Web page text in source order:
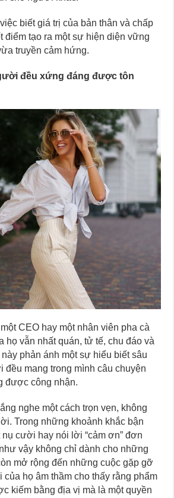
biết giá trị của bản thân và chấp
điểm tạo ra một sự hiện diện vững
truyền cảm hứng.
đều xứng đáng được tôn
CEO hay một nhân viên pha cà
họ vẫn nhất quán, tử tế, chu đáo và
phản ánh một sự hiểu biết sâu
đều mang trong mình câu chuyện
được công nhận.
nghe một cách trọn vẹn, không
Trong những khoảnh khắc bận
cười hay nói lời “cảm ơn” đơn
vậy không chỉ dành cho những
mở rộng đến những cuộc gặp gỡ
của họ âm thầm cho thấy rằng phẩm
kiếm bằng địa vị mà là một quyền